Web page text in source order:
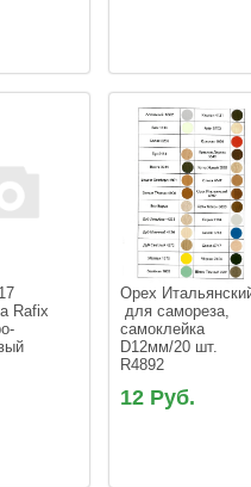
Rafix
Орех
для самореза,
самоклейка
D12мм/20 шт.
12 Руб.